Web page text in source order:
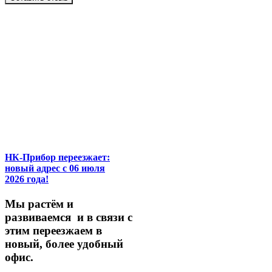
НК-Прибор переезжает:
новый адрес с 06 июля
2026 года!
Мы растём и
развиваемся и в связи с
этим переезжаем в
новый, более удобный
офис.